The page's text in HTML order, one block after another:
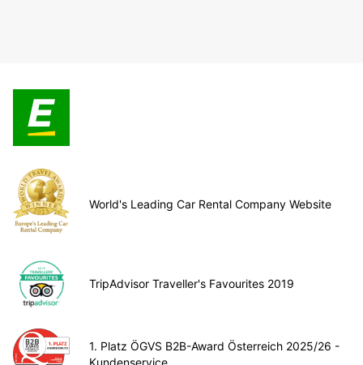
World's Leading Car Rental Company Website
TripAdvisor Traveller's Favourites 2019
1. Platz ÖGVS B2B-Award Österreich 2025/26 -
Kundenservice